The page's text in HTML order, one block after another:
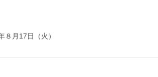
月17日（火）